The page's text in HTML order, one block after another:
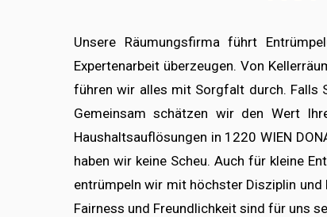
Unsere Räumungsfirma führt
Expertenarbeit überzeugen. Von
führen wir alles mit Sorgfalt durch. Falls
Gemeinsam schätzen wir den Wert
Haushaltsauflösungen in 1220 WIEN
haben wir keine Scheu. Auch für kleine
entrümpeln wir mit höchster Disziplin
Fairness und Freundlichkeit sind für uns